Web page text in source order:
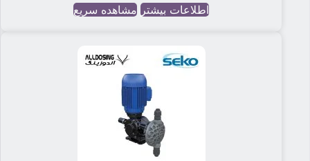
اطلاعات بیشتر مشاهده سریع